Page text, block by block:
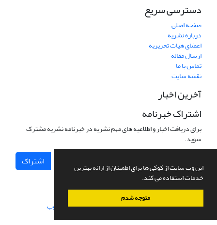
این وب سایت از کوکی ها برای اطمینان از ارائه بهترین
خدمات استفاده می کند.
متوجه شدم
دسترسی سریع
صفحه اصلی
درباره نشریه
اعضای هیات تحریریه
ارسال مقاله
تماس با ما
نقشه سایت
آخرین اخبار
اشتراک خبرنامه
برای دریافت اخبار و اطلاعیه های مهم نشریه در خبرنامه نشریه مشترک
شوید.
اشتراک
سامانه مدیریت نشریات علمی.طراحی و پیاده سازی از سیناوب